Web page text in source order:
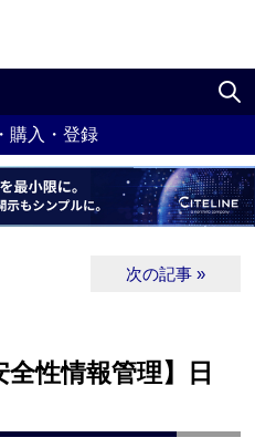
購入・登録
次の記事 »
全性情報管理】日